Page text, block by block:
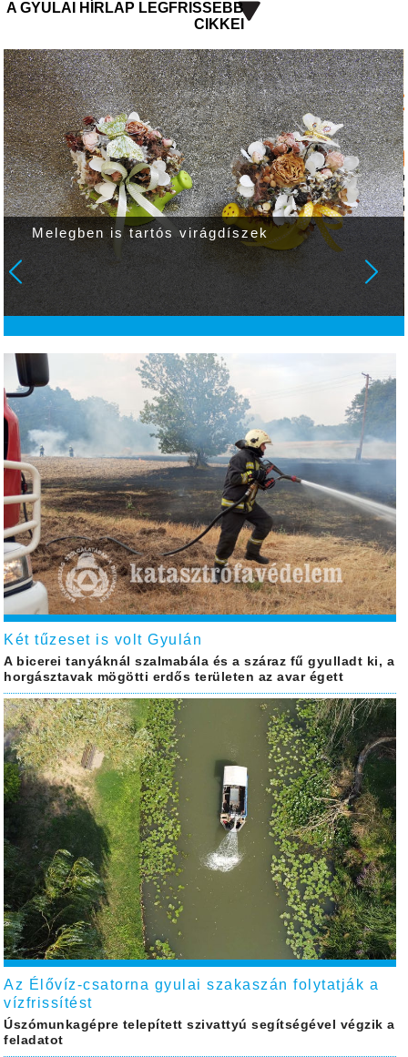
A GYULAI HÍRLAP LEGFRISSEBB
CIKKEI
Melegben is tartós virágdíszek
Két tűzeset is volt Gyulán
A bicerei tanyáknál szalmabála és a száraz fű gyulladt ki, a
horgásztavak mögötti erdős területen az avar égett
Az Élővíz-csatorna gyulai szakaszán folytatják a
vízfrissítést
Úszómunkagépre telepített szivattyú segítségével végzik a
feladatot